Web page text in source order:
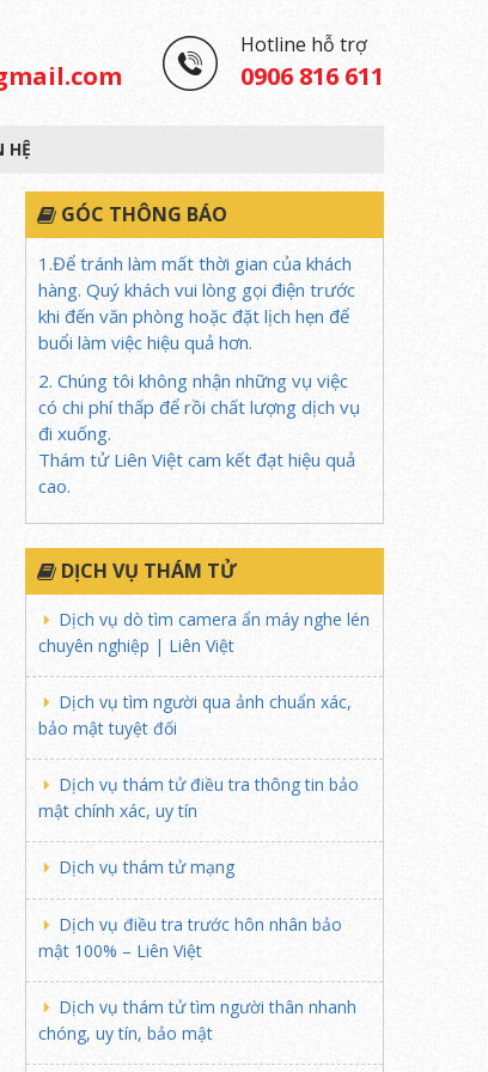
Hotline hỗ trợ
0906 816 611
HỆ
GÓC THÔNG BÁO
1.Để tránh làm mất thời gian của khách
hàng. Quý khách vui lòng gọi điện trước
khi đến văn phòng hoặc đặt lịch hẹn để
buổi làm việc hiệu quả hơn.
2. Chúng tôi không nhận những vụ việc
có chi phí thấp để rồi chất lượng dịch vụ
đi xuống.
Thám tử Liên Việt cam kết đạt hiệu quả
cao.
DỊCH VỤ THÁM TỬ
Dịch vụ dò tìm camera ẩn máy nghe lén
chuyên nghiệp | Liên Việt
Dịch vụ tìm người qua ảnh chuẩn xác,
bảo mật tuyệt đối
Dịch vụ thám tử điều tra thông tin bảo
mật chính xác, uy tín
Dịch vụ thám tử mạng
Dịch vụ điều tra trước hôn nhân bảo
mật 100% – Liên Việt
Dịch vụ thám tử tìm người thân nhanh
chóng, uy tín, bảo mật